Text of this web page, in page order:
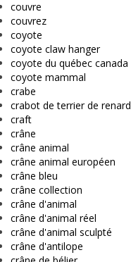
couvre
couvrez
coyote
coyote claw hanger
coyote du québec canada
coyote mammal
crabe
crabot de terrier de renard
craft
crâne
crâne animal
crâne animal européen
crâne bleu
crâne collection
crâne d'animal
crâne d'animal réel
crâne d'animal sculpté
crâne d'antilope